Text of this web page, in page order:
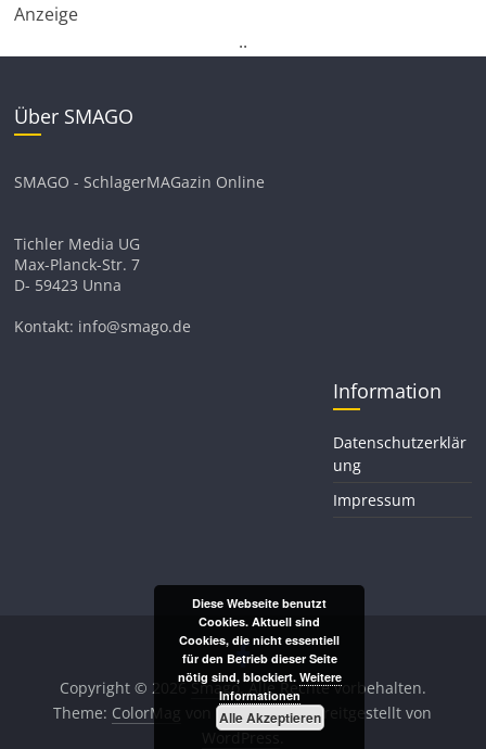
Anzeige
..
Über SMAGO
SMAGO - SchlagerMAGazin Online
Tichler Media UG
Max-Planck-Str. 7
D- 59423 Unna
Kontakt: info@smago.de
Information
Datenschutzerklär
ung
Impressum
Copyright © 2026Smago. Alle Rechte vorbehalten.
Theme: ColorMag
von ThemeGrill. Bereitgestellt von
WordPress.
Diese Webseite benutzt
Cookies. Aktuell sind
Cookies, die nicht essentiell
für den Betrieb dieser Seite
nötig sind, blockiert. Weitere
Informationen
Alle Akzeptieren